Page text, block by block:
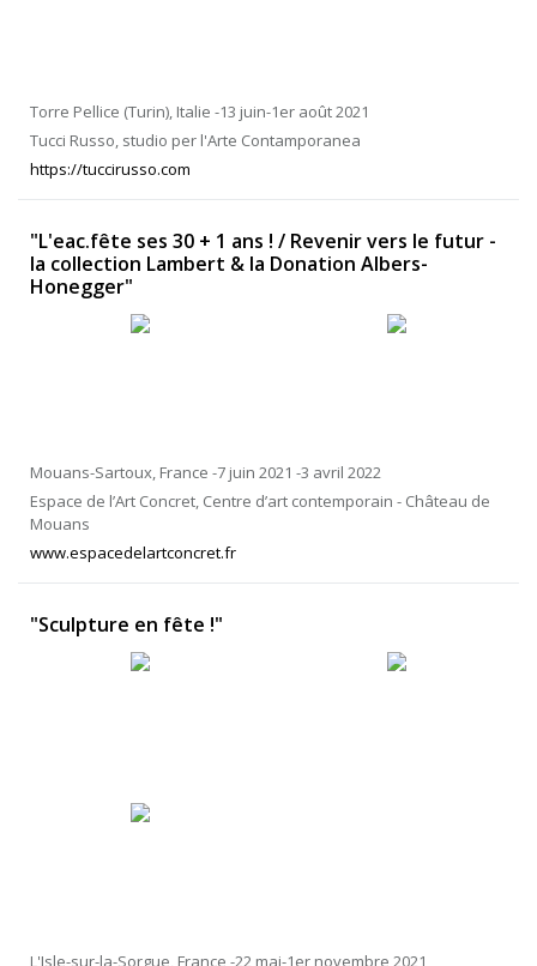
Torre Pellice (Turin), Italie -13 juin-1er août 2021
Tucci Russo, studio per l'Arte Contamporanea
https://tuccirusso.com
"L'eac.fête ses 30 + 1 ans ! / Revenir vers le futur -
la collection Lambert & la Donation Albers-
Honegger"
Mouans-Sartoux, France -7 juin 2021 -3 avril 2022
Espace de l’Art Concret, Centre d’art contemporain - Château de
Mouans
www.espacedelartconcret.fr
"Sculpture en fête !"
L'Isle-sur-la-Sorgue, France -22 mai-1er novembre 2021